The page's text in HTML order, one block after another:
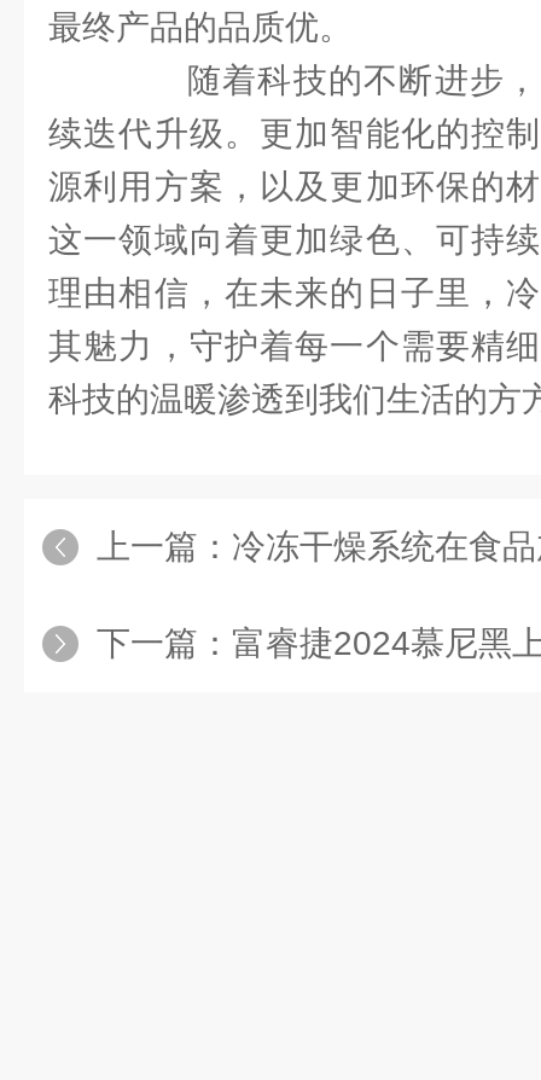
最终产品的品质优。
随着科技的不断进步，
续迭代升级。更加智能化的控
源利用方案，以及更加环保的
这一领域向着更加绿色、可持
理由相信，在未来的日子里，
其魅力，守护着每一个需要精
科技的温暖渗透到我们生活的方
上一篇： 冷冻干燥系统在食
下一篇： 富睿捷2024慕尼黑上